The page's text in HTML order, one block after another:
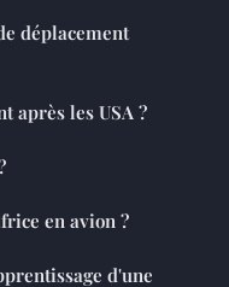
déplacement
après les USA ?
en avion ?
d'une